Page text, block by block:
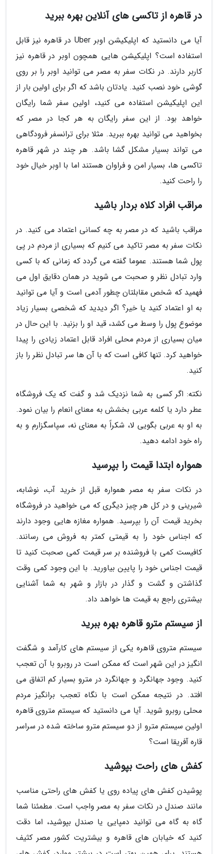
در قاهره از تاکسی های آنلاین بهره ببرید
آیا می دانستید که اپلیکیشن اوبر Uber در قاهره نیز قابل
استفاده است؟ اپلیکیشن هایی همچون اوبر در قاهره نیز
کاربر دارند. در نکات سفر به مصر می توانید اوبر را بر روی
گوشی خود نصب کنید. یادتان باشد که اگر برای اولین بار از
این اپلیکیشن استفاده می کنید، اولین سفر شما رایگان
خواهد بود. از این سفر رایگان به هر کجا در مصر که
بخواهید می توانید بهره ببرید. مثلا برای ترانسفر فرودگاهی
می تواند بسیار مشکل گشا باشد. هر چند در شهر قاهره
تاکسی ها، بسیار امن و فراوان هستند اما با اوبر خیال خود
را راحت کنید.
مراقب افراد کلاه بردار باشید
مراقب باشید که در مصر به چه کسانی اعتماد می کنید. در
نکات سفر به مصر تاکید می کنیم که بسیاری از مردم در پی
پول شما هستند. عموما گفته می گردد که زمانی که با کسی
وارد تبادل نظر و صحبت می شوید در همان دقایق اول می
فهمید که شخص مقابلتان چطور آدمی است و آیا می توانید
به او اعتماد کنید یا خیر؟ اگر دیدید که شخصی بسیار زیاد
موضوع پول را وسط می کشد، قید او را بزنید. با این حال در
میان بسیاری از مردم محلی افراد قابل اعتماد زیادی را پیدا
خواهید کرد. تنها کافی است که با آن ها سر تبادل نظر را باز
کنید.
نکته: اگر کسی به شما نزدیک شد و گفت که یک فروشگاه
عطر دارد یا کلمه عربی بخشش به معنای انعام را بیان نمود.
به او به عربی بگویی لا، شکراً به معنای نه، سپاسگزارم و به
راه خود ادامه دهید.
همواره ابتدا قیمت را بپرسید
در نکات سفر به مصر همواره قبل از خرید آب، نوشابه،
شیرینی و در کل هر چیز دیگری که می خواهید در فروشگاه
بخرید قیمت آن را بپرسید. همواره مغازه هایی وجود دارند
که اجناس خود را به قیمتی کمتر به فروش می رسانند.
کافیست کمی با فروشنده بر سر قیمت کمی صحبت کنید تا
قیمت اجناس خود را پایین بیاورید. با این وجود کمی وقت
گذاشتن و گشت و گذار در بازار و شهر به شما آشنایی
بیشتری راجع به قیمت ها خواهد داد.
از سیستم مترو قاهره بهره ببرید
سیستم متروی قاهره یکی از سیستم های کارآمد و شگفت
انگیز در این شهر است که ممکن است در روبرو با آن تعجب
کنید. وجود جهانگرد و جهانگرد در مترو بسیار کم اتفاق می
افتد. در نتیجه ممکن است با نگاه تعجب برانگیز مردم
محلی روبرو شوید. آیا می دانستید که سیستم متروی قاهره
اولین سیستم مترو از دو سیستم مترو ساخته شده در سراسر
قاره آفریقا است؟
کفش های راحت بپوشید
پوشیدن کفش های پیاده روی یا کفش های راحتی مناسب
مانند صندل در نکات سفر به مصر واجب است. مطمئنا شما
گاه به گاه می توانید دمپایی یا صندل بپوشید، اما دقت
کنید که خیابان های قاهره و بیشتریت کشور مصر کثیف